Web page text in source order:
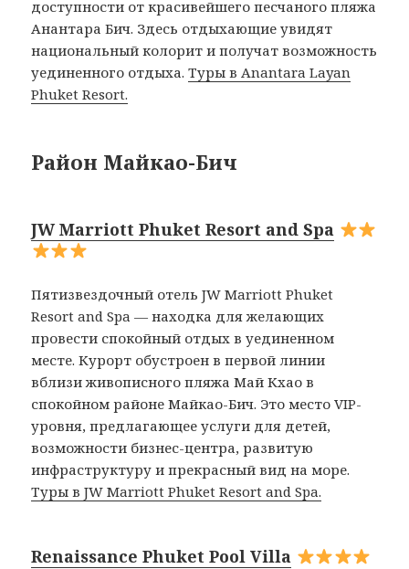
доступности от красивейшего песчаного пляжа
Анантара Бич. Здесь отдыхающие увидят
национальный колорит и получат возможность
уединенного отдыха.Туры в Anantara Layan
Phuket Resort.
Район Майкао-Бич
JW Marriott Phuket Resort and Spa
Пятизвездочный отель JW Marriott Phuket
Resort and Spa — находка для желающих
провести спокойный отдых в уединенном
месте. Курорт обустроен в первой линии
вблизи живописного пляжа Май Кхао в
спокойном районе Майкао-Бич. Это место VIP-
уровня, предлагающее услуги для детей,
возможности бизнес-центра, развитую
инфраструктуру и прекрасный вид на море.
Туры в JW Marriott Phuket Resort and Spa.
Renaissance Phuket Pool Villa